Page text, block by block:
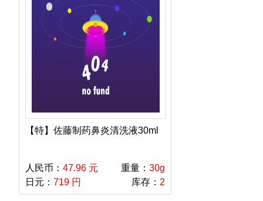
【特】佐藤制药鼻炎清洗液30ml
人民币： 47.96 元 重量： 30g
日元： 719 円 库存： 2